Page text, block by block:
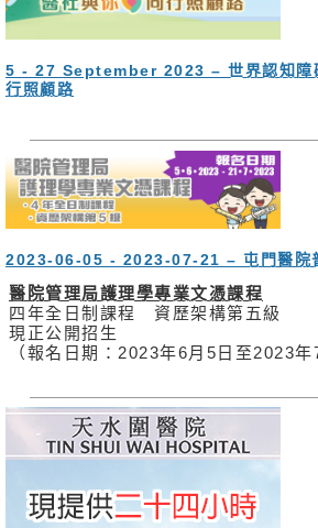
5 - 27 September 2023 – 世界認知障
行照顧路
2023-06-05 - 2023-07-21 – 屯門醫院
醫院管理局護理學專業文憑課程
四年全日制課程 資歷架構第五級
現正公開招生
（報名日期：2023年6月5日至2023年